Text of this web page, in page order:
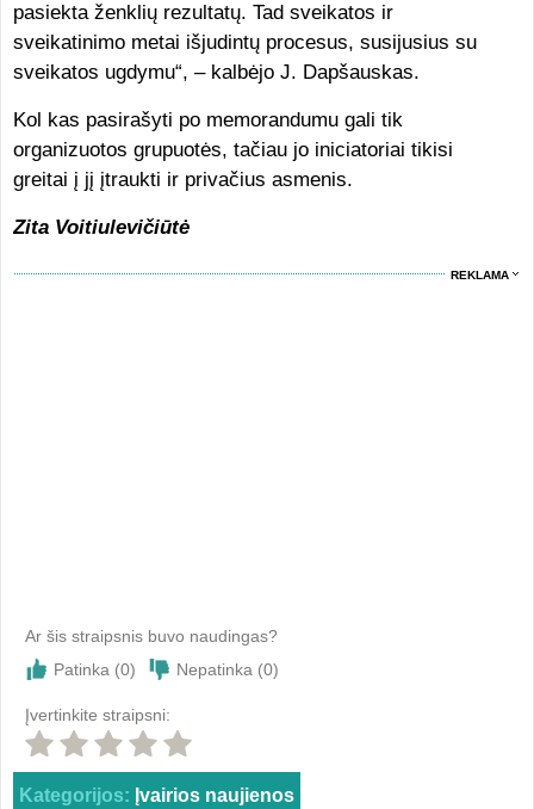
pasiekta ženklių rezultatų. Tad sveikatos ir
sveikatinimo metai išjudintų procesus, susijusius su
sveikatos ugdymu“, – kalbėjo J. Dapšauskas.
Kol kas pasirašyti po memorandumu gali tik
organizuotos grupuotės, tačiau jo iniciatoriai tikisi
greitai į jį įtraukti ir privačius asmenis.
Zita Voitiulevičiūtė
REKLAMA
Ar šis straipsnis buvo naudingas?
Patinka (0) Nepatinka (0)
Įvertinkite straipsni:
Kategorijos: Įvairios naujienos